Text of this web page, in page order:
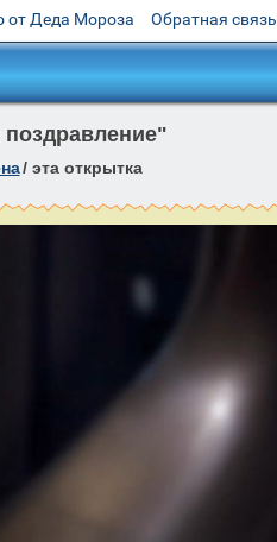
от Деда Мороза Обратная связь
/ эта открытка